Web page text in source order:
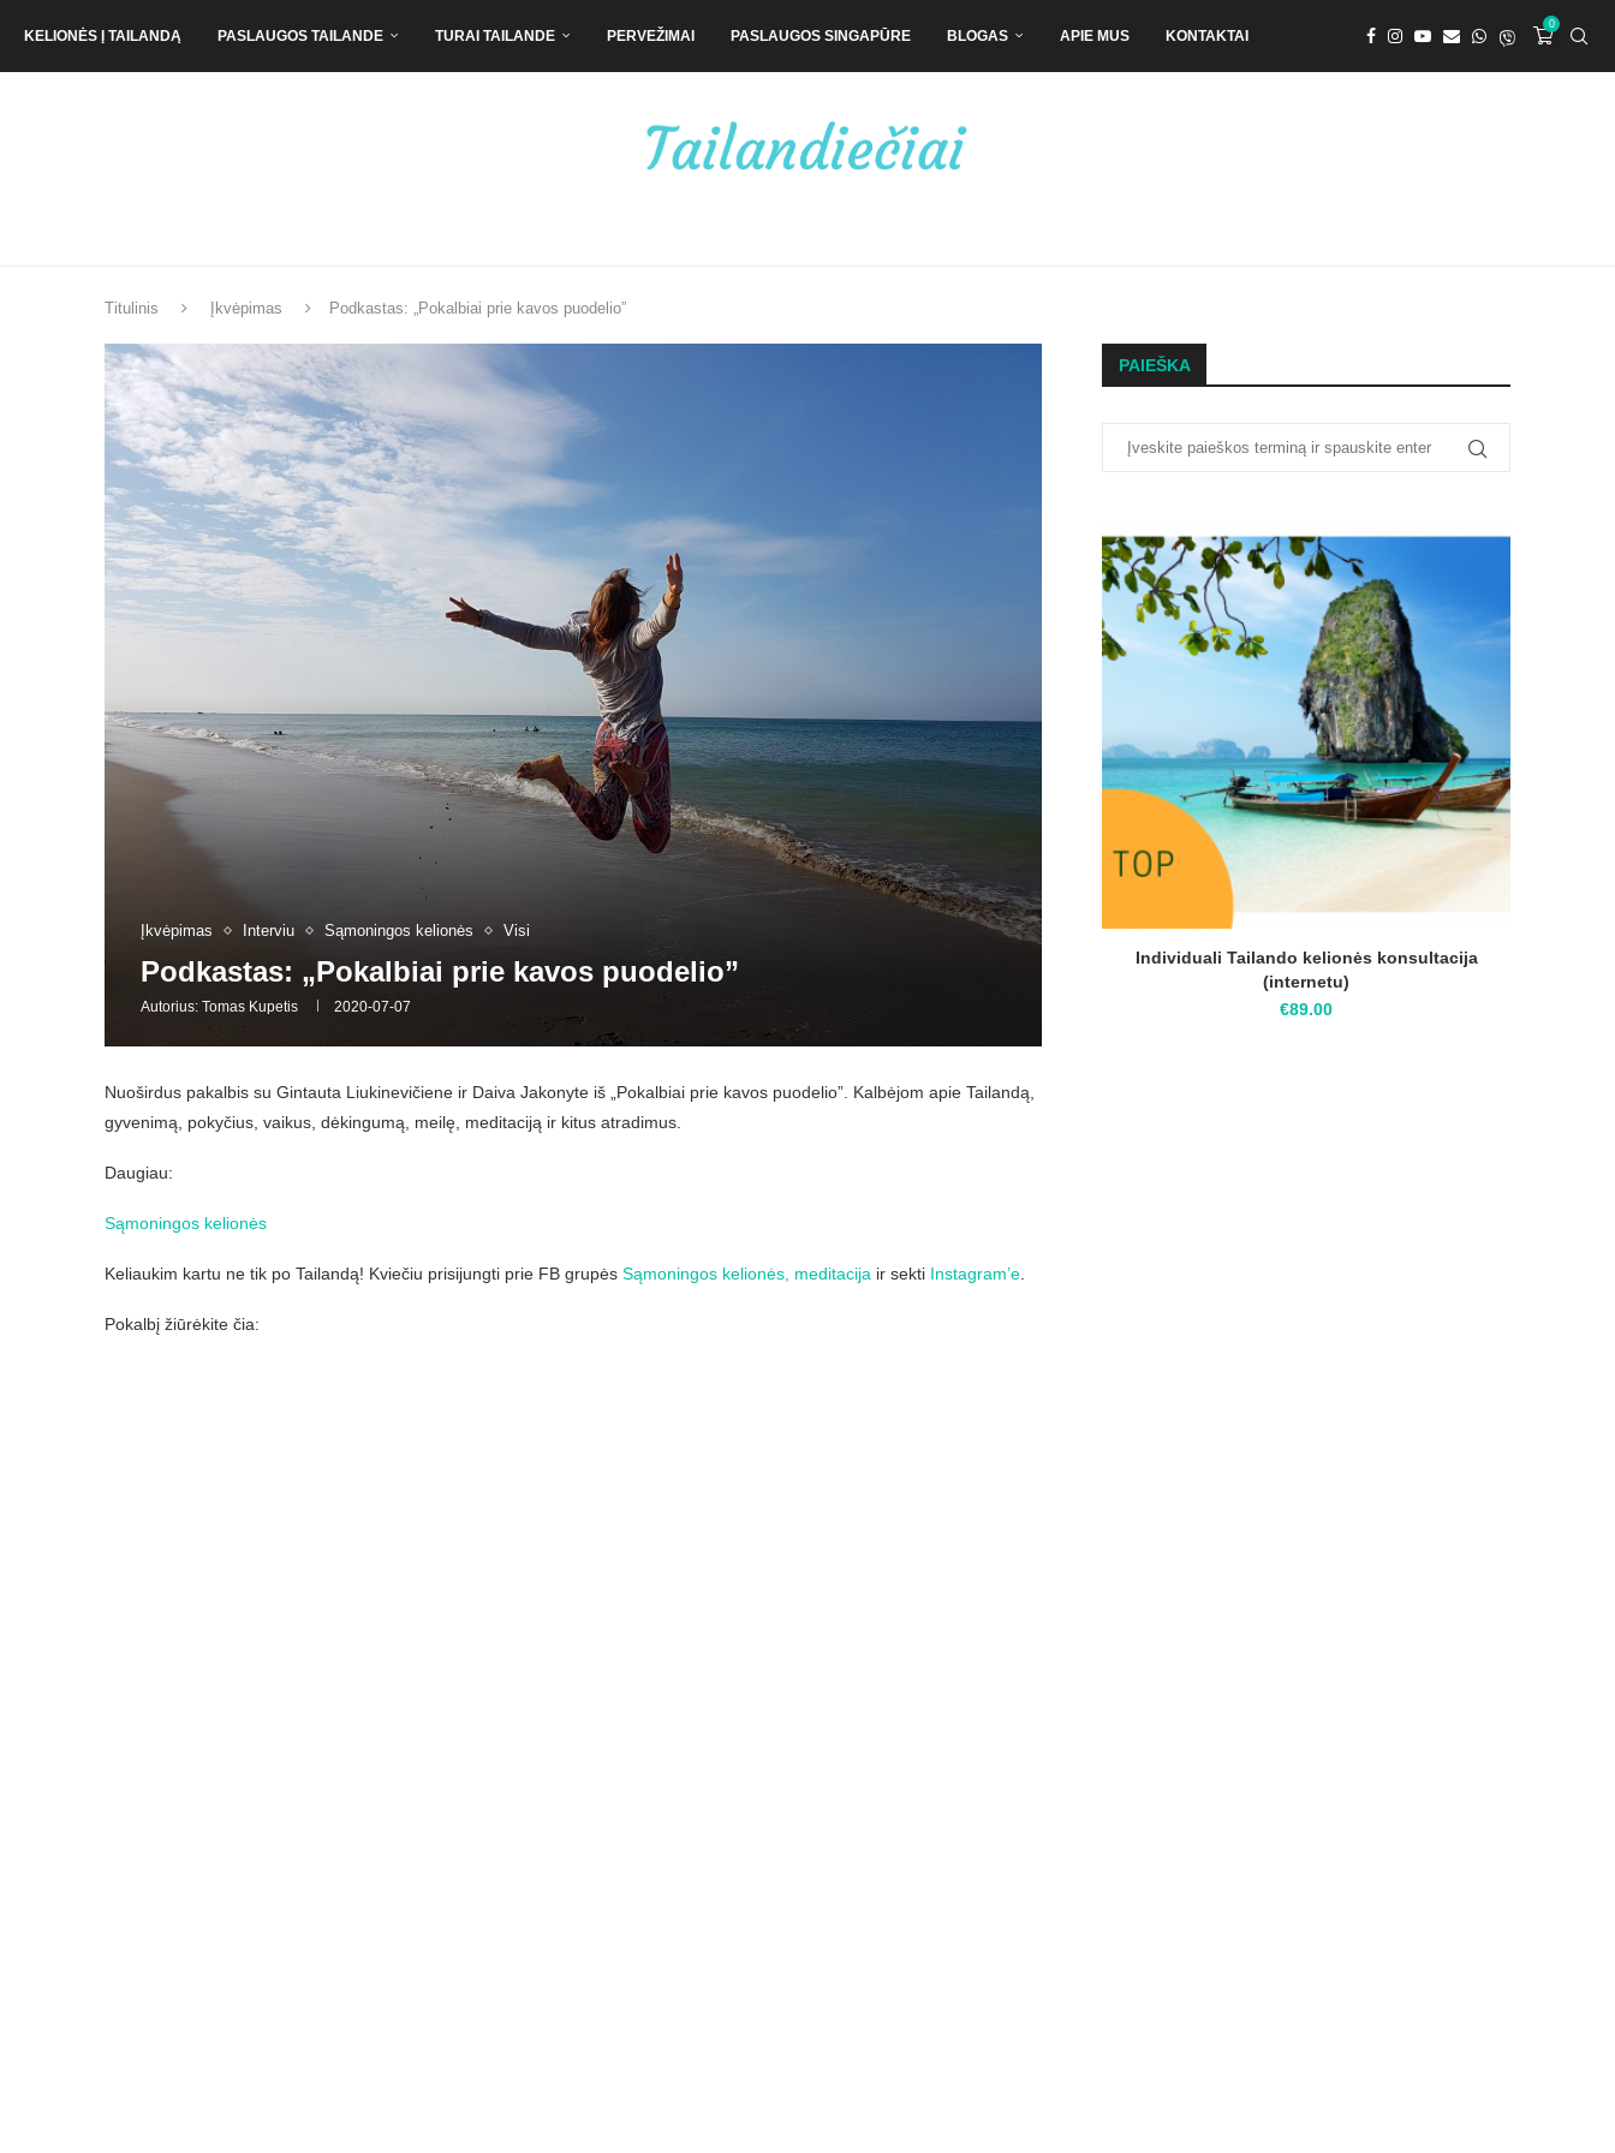
KELIONĖS Į TAILANDĄ PASLAUGOS TAILANDE TURAI TAILANDE PERVEŽIMAI PASLAUGOS SINGAPŪRE BLOGAS APIE MUS KONTAKTAI
0
Titulinis Įkvėpimas Podkastas: „Pokalbiai prie kavos puodelio”
Įkvėpimas Interviu Sąmoningos kelionės Visi
Podkastas: „Pokalbiai prie kavos puodelio”
Autorius: Tomas Kupetis 2020-07-07
Nuoširdus pakalbis su Gintauta Liukinevičiene ir Daiva Jakonyte iš „Pokalbiai prie kavos puodelio”. Kalbėjom apie Tailandą,
gyvenimą, pokyčius, vaikus, dėkingumą, meilę, meditaciją ir kitus atradimus.
Daugiau:
Sąmoningos kelionės
Keliaukim kartu ne tik po Tailandą! Kviečiu prisijungti prie FB grupės Sąmoningos kelionės, meditacija ir sekti Instagram’e.
Pokalbį žiūrėkite čia:
PAIEŠKA
Individuali Tailando kelionės konsultacija
(internetu)
€89.00